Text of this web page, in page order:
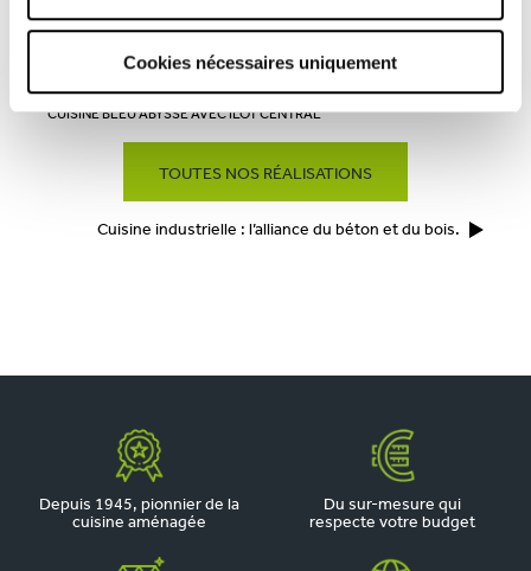
Cookies nécessaires uniquement
CUISINE BLEU ABYSSE AVEC ÎLOT CENTRAL
TOUTES NOS RÉALISATIONS
Cuisine industrielle : l’alliance du béton et du bois.
Depuis 1945, pionnier de la
cuisine aménagée
Du sur-mesure qui
respecte votre budget